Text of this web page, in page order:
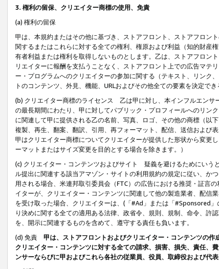
3. 権利の留保、クリエイター商標の使用、免責
(a) 権利の留保
甲は、本規約またはその他に基づき、ストアフロント、ストアフロン
関するまたはこれらに対する全ての権利、権原および利益（知的財産
有者利益または権利を取得しないものとします。乙は、ストアフロン
リエイターに報酬を支払うことなく、ストアフロント上での広告マテ
ー・プログラムへのクリエイターの参加に関する（テキスト、リンク
トのコンテンツ、外見、機能、URLおよびその他全ての要素を決定で
(b) クリエイター商標のライセンス 乙は甲に対し、本インフルエンサ
の最長期間にわたり、甲に対してパブリック・プロフィールへのリン
に関連して甲に提供される乙の名前、写真、ロゴ、その他の商標（以
複製、再生、翻案、翻訳、引用、再フォーマット、配信、送信および
甲はクリエイター商標についてクリエイターが提供した形状から変更
ーマットまたはサイズ変更を目的とする場合を除きます。）
(c) クリエイター・コンテンツおよびサイト 疑義を避けるためにいう
ル提出に関連する該当アマゾン・サイトの利用規約の規定に従い、か
用される場合、米連邦取引委員会（FTC）の広告における推奨・証言
イターが、クリエイター・コンテンツに関連して他の製造業者、配信
を受け取った場合、クリエイターは、(「#Ad」または「#Sponsored
り決めに関する全ての適用ある法律、政省令、規則、規制、命令、許
を、開示に関連するものを含めて、遵守する責任も負います。
(d) 免責 甲は、ストアフロントおよびクリエイター・コンテンツの
クリエイター・コンテンツに対する全ての請求、損害、損失、責任、
ンサーならびに甲およびこれら各社の従業員、役員、取締役および代